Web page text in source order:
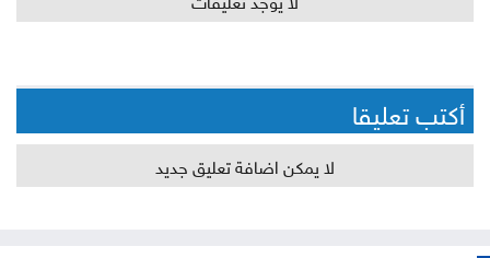
أكتب تعليقا
لا يمكن اضافة تعليق جديد